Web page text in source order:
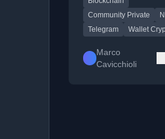
la blockchain TON.
Community Private
Telegram
Wallet
Marco
Cavicchioli